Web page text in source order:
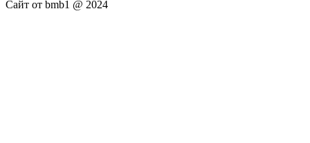
Сайт от bmb1 @ 2024